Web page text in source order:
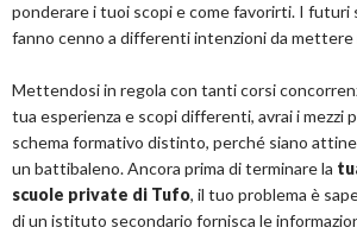
ponderare i tuoi scopi e come favorirti. I futuri
fanno cenno a differenti intenzioni da mettere
Mettendosi in regola con tanti corsi
tua esperienza e scopi differenti, avrai i mezzi
schema formativo distinto, perché siano
un battibaleno. Ancora prima di terminare la
scuole private di Tufo, il tuo problema è
di un istituto secondario fornisca le